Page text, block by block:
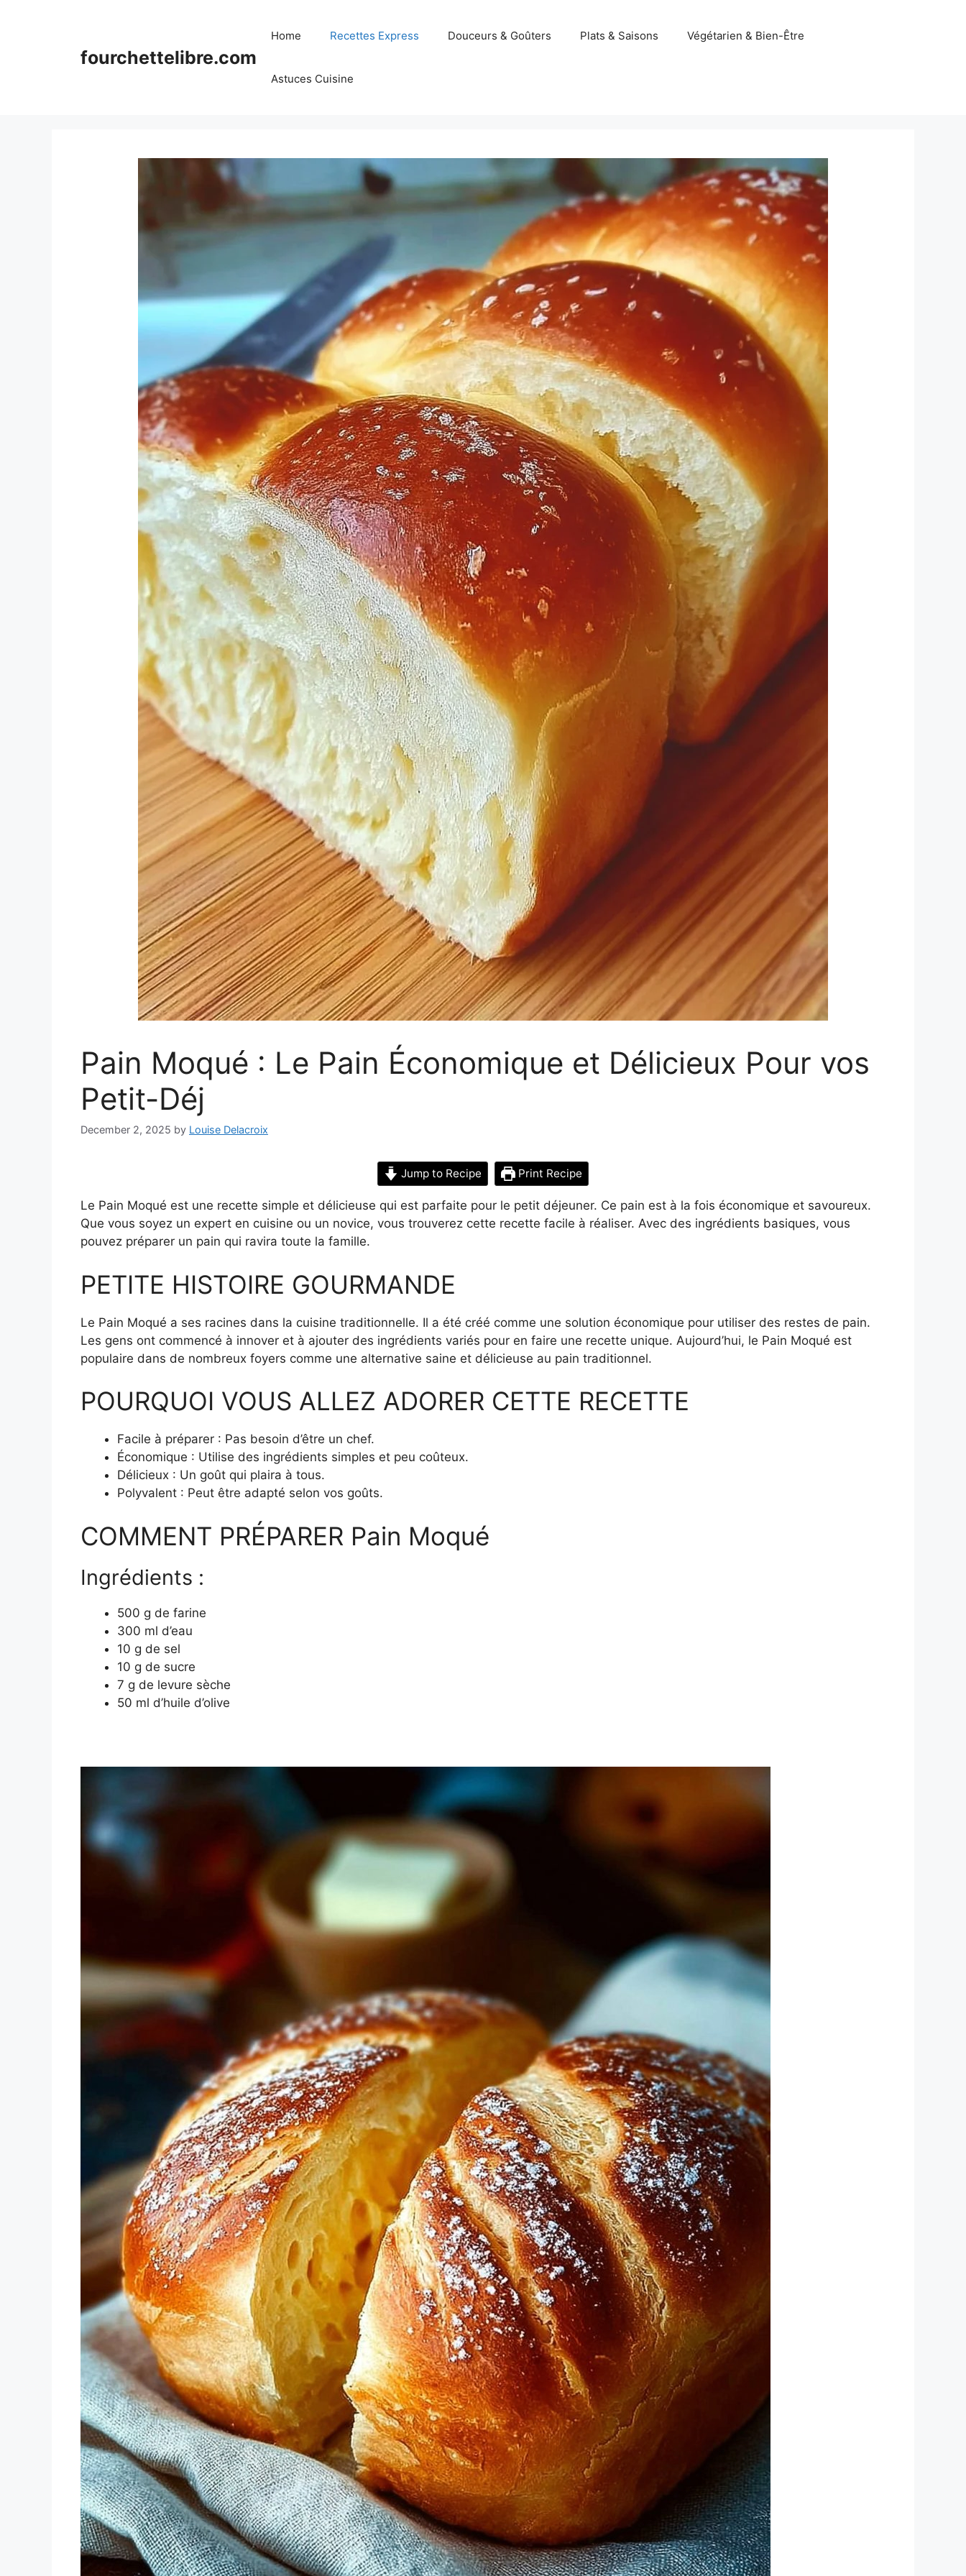
fourchettelibre.com
Home Recettes Express Douceurs & Goûters Plats & Saisons Végétarien & Bien-Être
Astuces Cuisine
Pain Moqué : Le Pain Économique et Délicieux Pour vos
Petit-Déj
December 2, 2025 by Louise Delacroix
Jump to Recipe Print Recipe
Le Pain Moqué est une recette simple et délicieuse qui est parfaite pour le petit déjeuner. Ce pain est à la fois économique et savoureux.
Que vous soyez un expert en cuisine ou un novice, vous trouverez cette recette facile à réaliser. Avec des ingrédients basiques, vous
pouvez préparer un pain qui ravira toute la famille.
PETITE HISTOIRE GOURMANDE
Le Pain Moqué a ses racines dans la cuisine traditionnelle. Il a été créé comme une solution économique pour utiliser des restes de pain.
Les gens ont commencé à innover et à ajouter des ingrédients variés pour en faire une recette unique. Aujourd’hui, le Pain Moqué est
populaire dans de nombreux foyers comme une alternative saine et délicieuse au pain traditionnel.
POURQUOI VOUS ALLEZ ADORER CETTE RECETTE
Facile à préparer : Pas besoin d’être un chef.
Économique : Utilise des ingrédients simples et peu coûteux.
Délicieux : Un goût qui plaira à tous.
Polyvalent : Peut être adapté selon vos goûts.
COMMENT PRÉPARER Pain Moqué
Ingrédients :
500 g de farine
300 ml d’eau
10 g de sel
10 g de sucre
7 g de levure sèche
50 ml d’huile d’olive